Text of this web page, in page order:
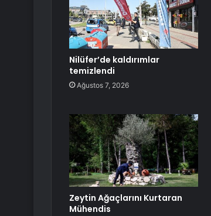
Nilüfer’de kaldırımlar
temizlendi
Ağustos 7, 2026
Zeytin Ağaçlarını Kurtaran
Mühendis